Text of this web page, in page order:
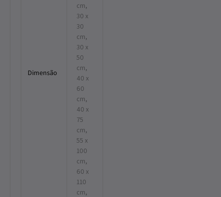
Dimensão
cm,
30 x
30
cm,
30 x
50
cm,
40 x
60
cm,
40 x
75
cm,
55 x
100
cm,
60 x
110
cm,